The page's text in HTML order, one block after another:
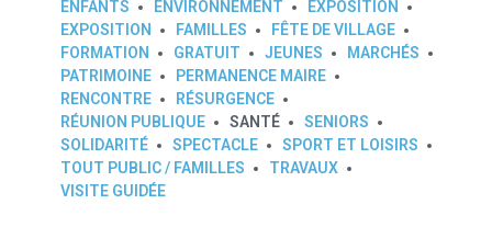
ENFANTS
ENVIRONNEMENT
EXPOSITION
EXPOSITION
FAMILLES
FÊTE DE VILLAGE
FORMATION
GRATUIT JEUNES
MARCHÉS
PATRIMOINE
PERMANENCE MAIRE
RENCONTRE
RÉSURGENCE
RÉUNION PUBLIQUE
SANTÉ
SENIORS
SOLIDARITÉ
SPECTACLE
SPORT ET LOISIRS
TOUT PUBLIC / FAMILLES
TRAVAUX
VISITE GUIDÉE